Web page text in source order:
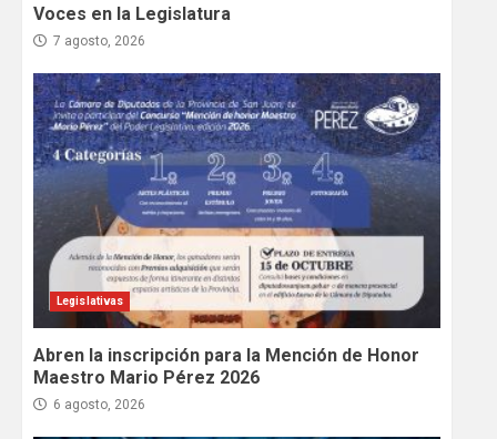
Voces en la Legislatura
7 agosto, 2026
Legislativas
Abren la inscripción para la Mención de Honor
Maestro Mario Pérez 2026
6 agosto, 2026